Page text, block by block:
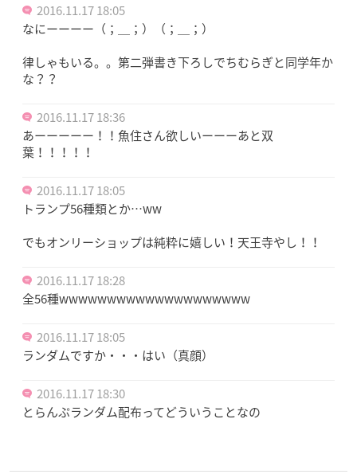
2016.11.17 18:05
なにーーーー（；＿；）（；＿；）
律しゃもいる。。第二弾書き下ろしでちむらぎと同学年か
な？？
2016.11.17 18:36
あーーーーー！！魚住さん欲しいーーーあと双
葉！！！！！
2016.11.17 18:05
トランプ56種類とか…ww
でもオンリーショップは純粋に嬉しい！天王寺やし！！
2016.11.17 18:28
全56種wwwwwwwwwwwwwwwwwwww
2016.11.17 18:05
ランダムですか・・・はい（真顔）
2016.11.17 18:30
とらんぷランダム配布ってどういうことなの